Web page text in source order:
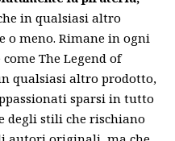
in qualsiasi altro
o meno. Rimane in ogni
The Legend of
qualsiasi altro prodotto,
sparsi in tutto
degli stili che rischiano